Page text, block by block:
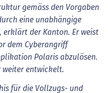
gemäss den Vorgaben
eine unabhängige
erklärt der Kanton. Er weist
dem Cyberangriff
Polaris abzulösen.
weiter entwickelt.
für die Vollzugs- und